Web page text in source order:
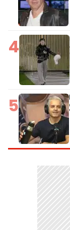
4
5